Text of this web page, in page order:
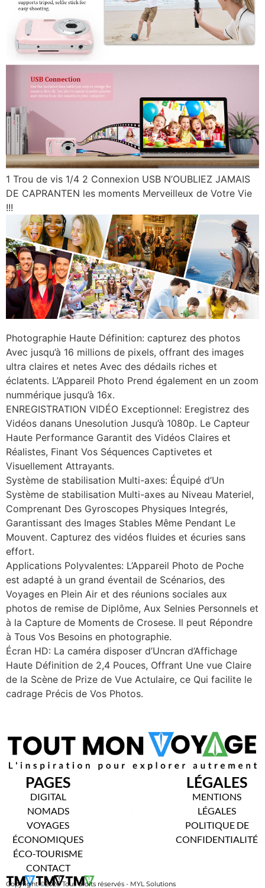
1 Trou de vis 1/4 2 Connexion USB N’OUBLIEZ JAMAIS
DE CAPRANTEN les moments Merveilleux de Votre Vie
!!!
Photographie Haute Définition: capturez des photos
Avec jusqu’à 16 millions de pixels, offrant des images
ultra claires et netes Avec des dédails riches et
éclatents. L’Appareil Photo Prend également en un zoom
nummérique jusqu’à 16x.
ENREGISTRATION VIDÉO Exceptionnel: Eregistrez des
Vidéos danans Unesolution Jusqu’à 1080p. Le Capteur
Haute Performance Garantit des Vidéos Claires et
Réalistes, Finant Vos Séquences Captivetes et
Visuellement Attrayants.
Système de stabilisation Multi-axes: Équipé d’Un
Système de stabilisation Multi-axes au Niveau Materiel,
Comprenant Des Gyroscopes Physiques Integrés,
Garantissant des Images Stables Même Pendant Le
Mouvent. Capturez des vidéos fluides et écuries sans
effort.
Applications Polyvalentes: L’Appareil Photo de Poche
est adapté à un grand éventail de Scénarios, des
Voyages en Plein Air et des réunions sociales aux
photos de remise de Diplôme, Aux Selnies Personnels et
à la Capture de Moments de Crosese. Il peut Répondre
à Tous Vos Besoins en photographie.
Écran HD: La caméra disposer d’Uncran d’Affichage
Haute Définition de 2,4 Pouces, Offrant Une vue Claire
de la Scène de Prize de Vue Actulaire, ce Qui facilite le
cadrage Précis de Vos Photos.
PAGES
DIGITAL
NOMADS
VOYAGES
ÉCONOMIQUES
ÉCO-TOURISME
CONTACT
LÉGALES
MENTIONS
LÉGALES
POLITIQUE DE
CONFIDENTIALITÉ
Copyright ©2026 Tous droits réservés - MYL Solutions